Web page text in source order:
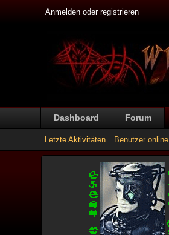
Anmelden oder registrieren
Dashboard Forum
Letzte Aktivitäten Benutzer online